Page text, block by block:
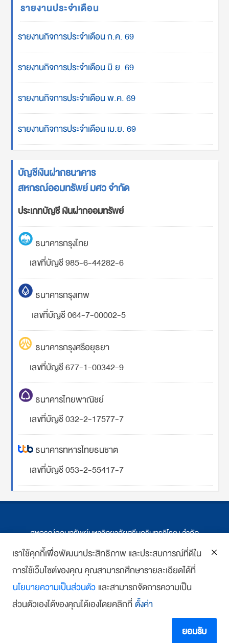
รายงานประจำเดือน
รายงานกิจการประจำเดือน ก.ค. 69
รายงานกิจการประจำเดือน มิ.ย. 69
รายงานกิจการประจำเดือน พ.ค. 69
รายงานกิจการประจำเดือน เม.ย. 69
บัญชีเงินฝากธนาคาร
สหกรณ์ออมทรัพย์ มศว จำกัด
ประเภทบัญชี เงินฝากออมทรัพย์
ธนาคารกรุงไทย
เลขที่บัญชี 985-6-44282-6
ธนาคารกรุงเทพ
เลขที่บัญชี 064-7-00002-5
ธนาคารกรุงศรีอยุธยา
เลขที่บัญชี 677-1-00342-9
ธนาคารไทยพาณิชย์
เลขที่บัญชี 032-2-17577-7
ธนาคารทหารไทยธนชาต
เลขที่บัญชี 053-2-55417-7
สหกรณ์ออมทรัพย์มหาวิทยาลัยศรีนครินทรวิโรฒ จำกัด
ที่ตั้ง 114 ซ.สุขุมวิท 23 ถ.สุขุมวิท กรุงเทพฯ
โทร : 02-259-1474, 02-258-0227
โทรสาร: 02-261-5703
E-mail :we*******@*******co.th
บ้านเว็บไซต์
เราใช้คุกกี้เพื่อพัฒนาประสิทธิภาพ และประสบการณ์ที่ดีใน
การใช้เว็บไซต์ของคุณ คุณสามารถศึกษารายละเอียดได้ที่
นโยบายความเป็นส่วนตัว และสามารถจัดการความเป็น
ส่วนตัวเองได้ของคุณได้เองโดยคลิกที่ ตั้งค่า
ยอมรับ